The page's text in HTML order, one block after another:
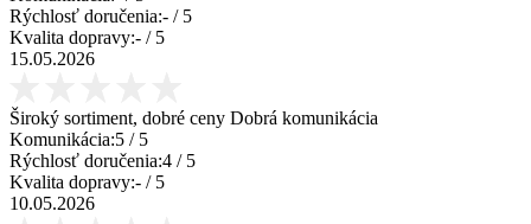
Rýchlosť doručenia:- / 5
Kvalita dopravy:- / 5
15.05.2026
Široký sortiment, dobré ceny Dobrá komunikácia
Komunikácia:5 / 5
Rýchlosť doručenia:4 / 5
Kvalita dopravy:- / 5
10.05.2026